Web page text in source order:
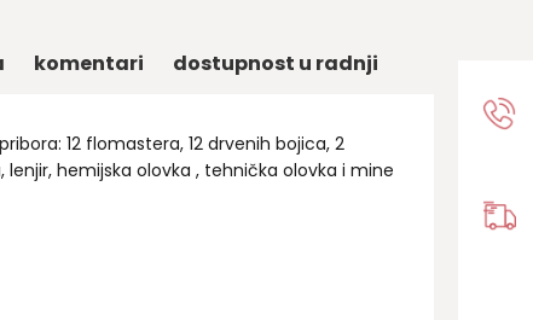
komentari dostupnost u radnji
12 flomastera, 12 drvenih bojica, 2
hemijska olovka , tehnička olovka i mine